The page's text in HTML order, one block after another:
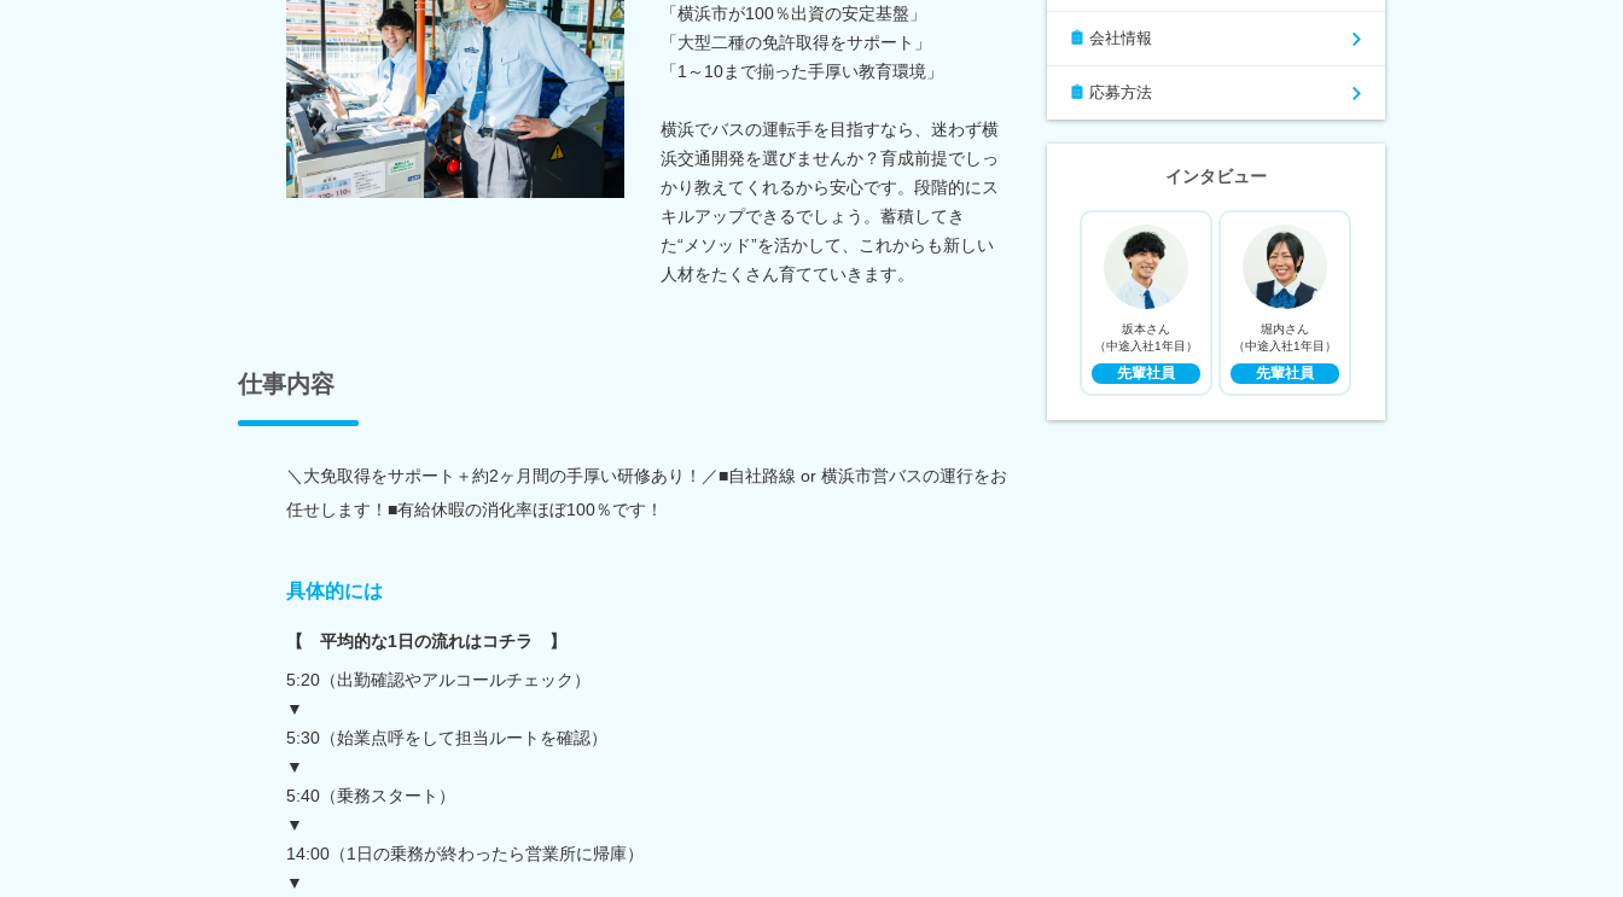
「横浜市が100％出資の安定基盤」
「大型二種の免許取得をサポート」
「1～10まで揃った手厚い教育環境」
横浜でバスの運転手を目指すなら、迷わず横
浜交通開発を選びませんか？育成前提でしっ
かり教えてくれるから安心です。段階的にス
キルアップできるでしょう。蓄積してき
た“メソッド”を活かして、これからも新しい
人材をたくさん育てていきます。
仕事内容
＼大免取得をサポート＋約2ヶ月間の手厚い研修あり！／■自社路線 or 横浜市営バスの運行をお
任せします！■有給休暇の消化率ほぼ100％です！
具体的には
【 平均的な1日の流れはコチラ 】
5:20（出勤確認やアルコールチェック）
▼
5:30（始業点呼をして担当ルートを確認）
▼
5:40（乗務スタート）
▼
14:00（1日の乗務が終わったら営業所に帰庫）
▼
会社情報
応募方法
インタビュー
坂本さん
（中途入社1年目）
先輩社員
堀内さん
（中途入社1年目）
先輩社員